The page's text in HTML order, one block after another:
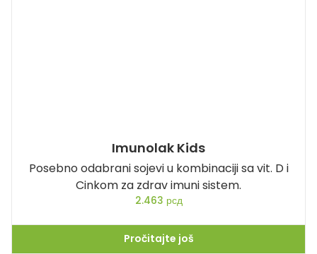
Imunolak Kids
Posebno odabrani sojevi u kombinaciji sa vit. D i
Cinkom za zdrav imuni sistem.
2.463 рсд
Pročitajte još